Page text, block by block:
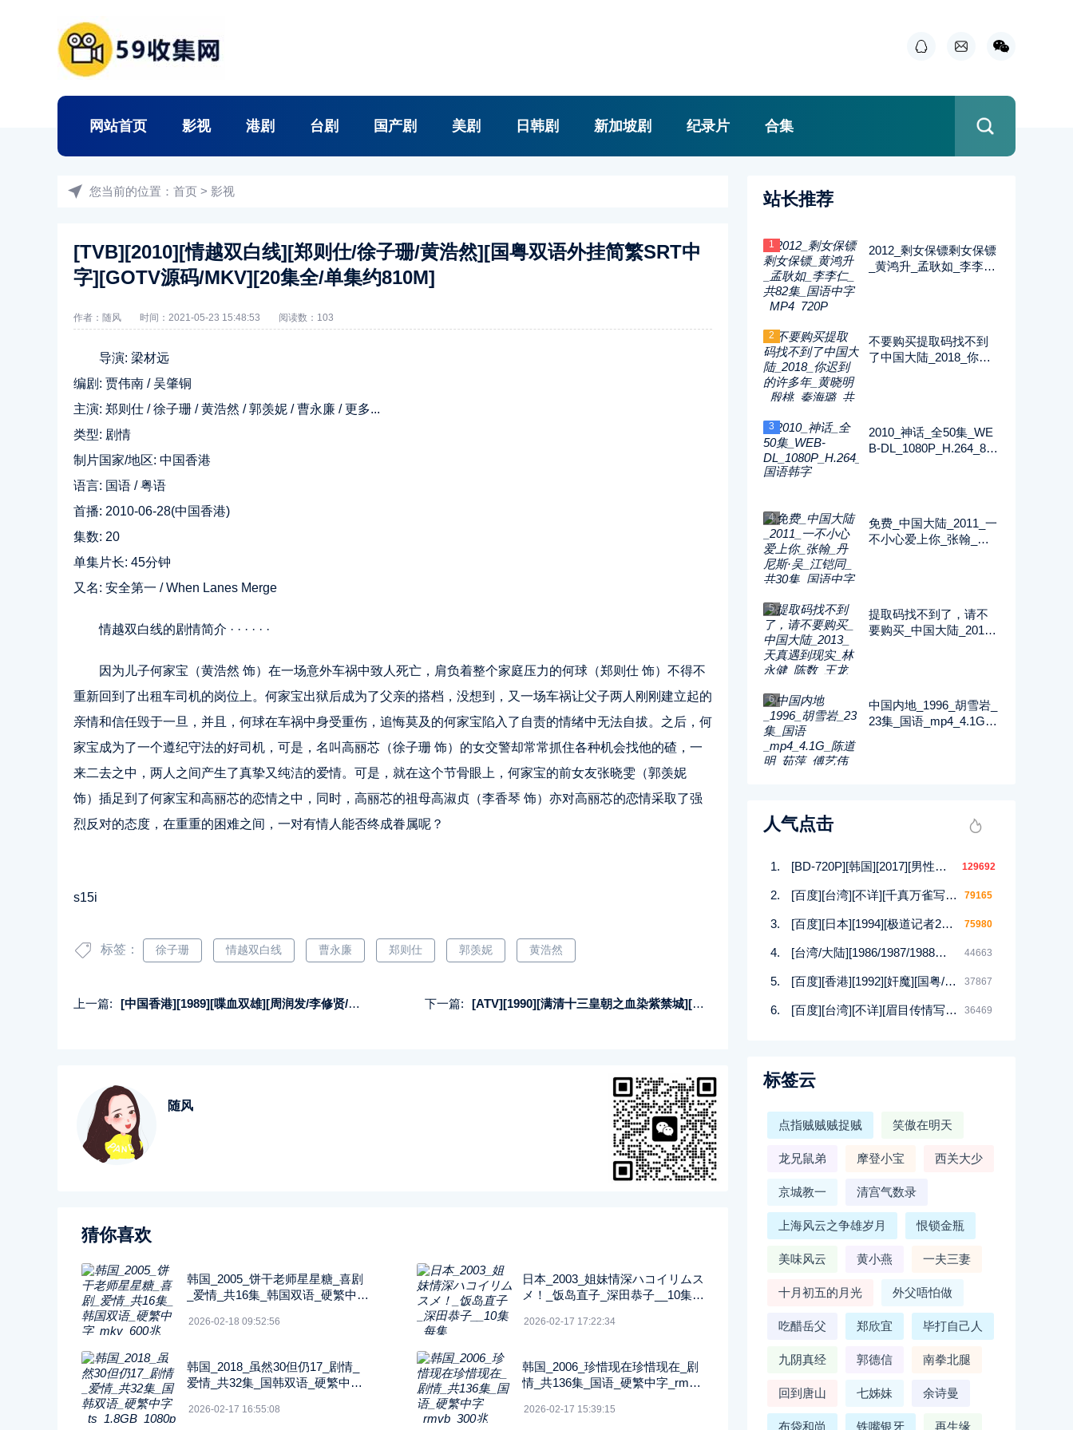
网站首页 影视 港剧 台剧 国产剧 美剧 日韩剧 新加坡剧 纪录片 合集
您当前的位置： 首页 > 影视
[TVB][2010][情越双白线][郑则仕/徐子珊/黄浩然][国粤双语外挂简繁SRT中
字][GOTV源码/MKV][20集全/单集约810M]
作者：随风 时间：2021-05-23 15:48:53 阅读数： 103
导演: 梁材远
编剧: 贾伟南 / 吴肇铜
主演: 郑则仕 / 徐子珊 / 黄浩然 / 郭羡妮 / 曹永廉 / 更多...
类型: 剧情
制片国家/地区: 中国香港
语言: 国语 / 粤语
首播: 2010-06-28(中国香港)
集数: 20
单集片长: 45分钟
又名: 安全第一 / When Lanes Merge
情越双白线的剧情简介 · · · · · ·
因为儿子何家宝（黄浩然 饰）在一场意外车祸中致人死亡，肩负着整个家庭压力的何球（郑则仕 饰）不得不
重新回到了出租车司机的岗位上。何家宝出狱后成为了父亲的搭档，没想到，又一场车祸让父子两人刚刚建立起的
亲情和信任毁于一旦，并且，何球在车祸中身受重伤，追悔莫及的何家宝陷入了自责的情绪中无法自拔。之后，何
家宝成为了一个遵纪守法的好司机，可是，名叫高丽芯（徐子珊 饰）的女交警却常常抓住各种机会找他的碴，一
来二去之中，两人之间产生了真挚又纯洁的爱情。可是，就在这个节骨眼上，何家宝的前女友张晓雯（郭羡妮
饰）插足到了何家宝和高丽芯的恋情之中，同时，高丽芯的祖母高淑贞（李香琴 饰）亦对高丽芯的恋情采取了强
烈反对的态度，在重重的困难之间，一对有情人能否终成眷属呢？
s15i
标签： 徐子珊 情越双白线 曹永廉 郑则仕 郭羡妮 黄浩然
上一篇: [中国香港][1989][喋血双雄][周润发/李修贤/叶倩文][国粤双语中字][MKV/2.18G/1080P] 下一篇: [ATV][1990][满清十三皇朝之血染紫禁城][刘永/米雪/梁思浩][国粤双语中字][Mytvsuper源码/1080P][20集全/每集约1.9G]
随风
猜你喜欢
韩国_2005_饼干老师星星糖_喜剧
_爱情_共16集_韩国双语_硬繁中字
2026-02-18 09:52:56
日本_2003_姐妹情深ハコイリムス
メ！_饭岛直子_深田恭子__10集_
2026-02-17 17:22:34
韩国_2018_虽然30但仍17_剧情_
爱情_共32集_国韩双语_硬繁中字_
2026-02-17 16:55:08
韩国_2006_珍惜现在珍惜现在_剧
情_共136集_国语_硬繁中字_rmvb
2026-02-17 15:39:15
站长推荐
1
2012_剩女保镖剩女保镖
_黄鸿升_孟耿如_李李仁
2
不要购买提取码找不到
了中国大陆_2018_你迟
3
2010_神话_全50集_WE
B-DL_1080P_H.264_89.
4
免费_中国大陆_2011_一
不小心爱上你_张翰_丹
5
提取码找不到了，请不
要购买_中国大陆_2013_
6
中国内地_1996_胡雪岩_
23集_国语_mp4_4.1G_
人气点击
[BD-720P][韩国][2017][男性的17种幻想][崔在焕/朴庆熙][韩语中字][MP4/1.5G][HD高清] 129692
[百度][台湾][不详][千真万雀写真集][12集][MKV] 79165
[百度][日本][1994][极道记者2马券転生篇][日语/中文软字幕][DVDISO/4.00GB] 75980
[台湾/大陆][1986/1987/1988等][四大美人合集DVD][西施/貂蝉/杨贵妃等][潘迎紫/寇世勋/顾冠忠][144集全][国语中字][88DVD/iso] 44663
[百度][香港][1992][奸魔][国粤/无字][MKV/925MB] 37867
[百度][台湾][不详][眉目传情写真集][12集][MKV] 36469
标签云
点指贼贼贼捉贼 笑傲在明天
龙兄鼠弟 摩登小宝 西关大少
京城教一 清宫气数录
上海风云之争雄岁月 恨锁金瓶
美味风云 黄小燕 一夫三妻
十月初五的月光 外父唔怕做
吃醋岳父 郑欣宜 毕打自己人
九阴真经 郭德信 南拳北腿
回到唐山 七姊妹 余诗曼
布袋和尚 铁嘴银牙 再生缘